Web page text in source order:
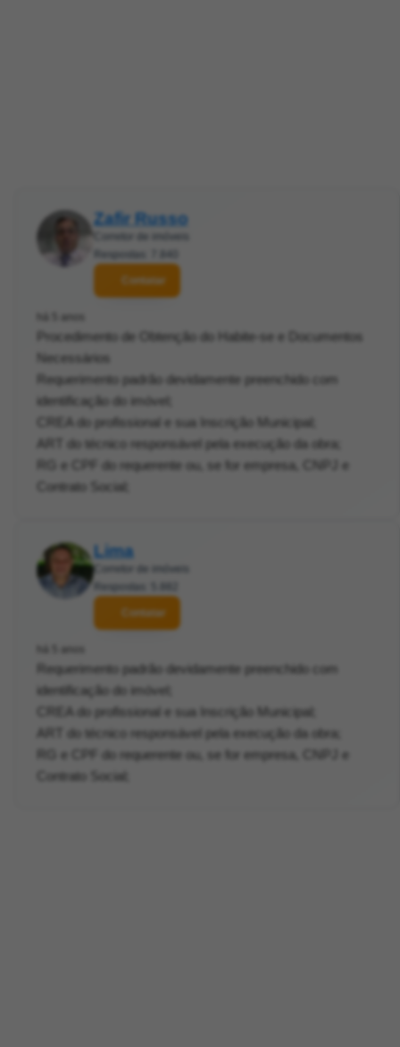
Zafir Russo
Corretor de imóveis
Respostas: 7.840
Contatar
há 5 anos
Procedimento de Obtenção do Habite-se e Documentos
Necessários
Requerimento padrão devidamente preenchido com
identificação do imóvel;
CREA do profissional e sua Inscrição Municipal;
ART do técnico responsável pela execução da obra;
RG e CPF do requerente ou, se for empresa, CNPJ e
Contrato Social;
Lima
Corretor de imóveis
Respostas: 5.882
Contatar
há 5 anos
Requerimento padrão devidamente preenchido com
identificação do imóvel;
CREA do profissional e sua Inscrição Municipal;
ART do técnico responsável pela execução da obra;
RG e CPF do requerente ou, se for empresa, CNPJ e
Contrato Social;